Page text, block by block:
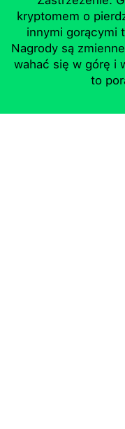
kryptomem o
innymi gorącymi
Nagrody są
wahać się w górę i
to